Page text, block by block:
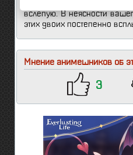
вслепую. В неясности
этих двоих постепенно
Мнение анимешников об
3